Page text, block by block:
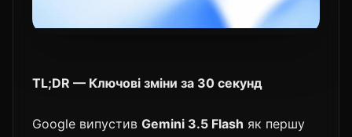
TL;DR — Ключові зміни за 30 секунд
Google випустив Gemini 3.5 Flash як першу